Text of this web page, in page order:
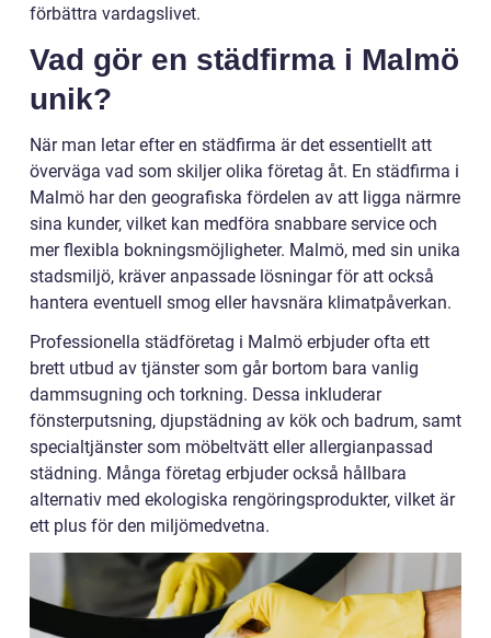
förbättra vardagslivet.
Vad gör en städfirma i Malmö
unik?
När man letar efter en städfirma är det essentiellt att
överväga vad som skiljer olika företag åt. En städfirma i
Malmö har den geografiska fördelen av att ligga närmre
sina kunder, vilket kan medföra snabbare service och
mer flexibla bokningsmöjligheter. Malmö, med sin unika
stadsmiljö, kräver anpassade lösningar för att också
hantera eventuell smog eller havsnära klimatpåverkan.
Professionella städföretag i Malmö erbjuder ofta ett
brett utbud av tjänster som går bortom bara vanlig
dammsugning och torkning. Dessa inkluderar
fönsterputsning, djupstädning av kök och badrum, samt
specialtjänster som möbeltvätt eller allergianpassad
städning. Många företag erbjuder också hållbara
alternativ med ekologiska rengöringsprodukter, vilket är
ett plus för den miljömedvetna.